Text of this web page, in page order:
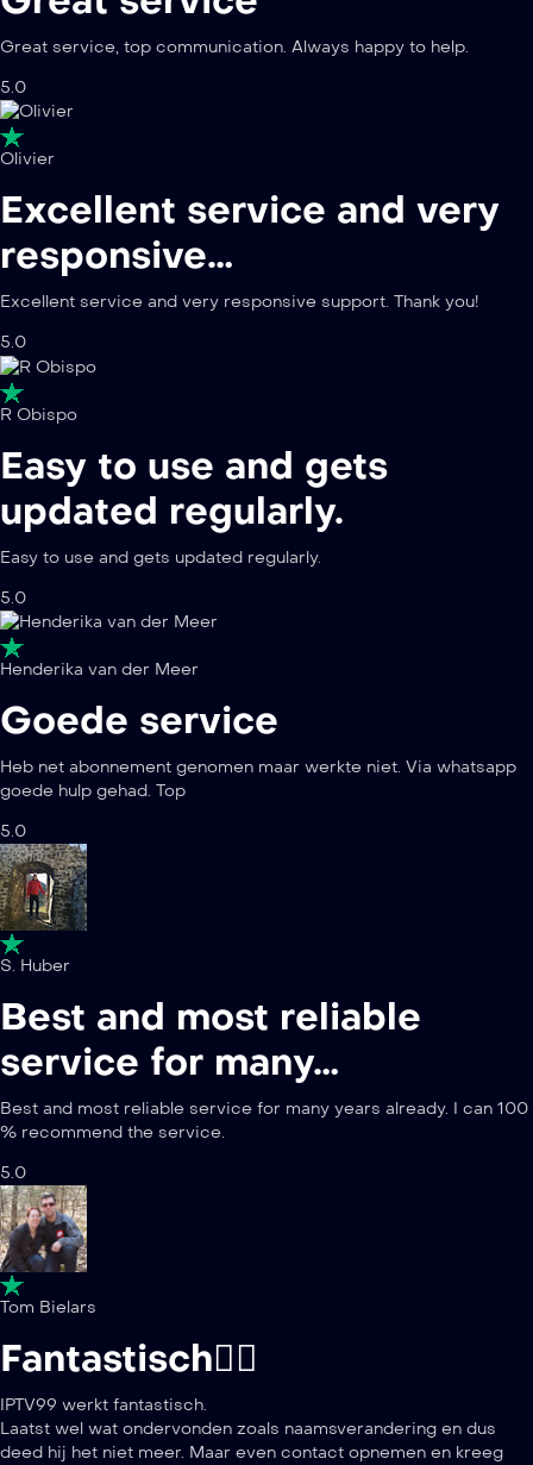
Great service, top communication. Always happy to help.
5.0
Olivier
Excellent service and very
responsive…
Excellent service and very responsive support. Thank you!
5.0
R Obispo
Easy to use and gets
updated regularly.
Easy to use and gets updated regularly.
5.0
Henderika van der Meer
Goede service
Heb net abonnement genomen maar werkte niet. Via whatsapp
goede hulp gehad. Top
5.0
S. Huber
Best and most reliable
service for many…
Best and most reliable service for many years already. I can 100
% recommend the service.
5.0
Tom Bielars
Fantastisch👍🏻
IPTV99 werkt fantastisch.
Laatst wel wat ondervonden zoals naamsverandering en dus
deed hij het niet meer. Maar even contact opnemen en kreeg